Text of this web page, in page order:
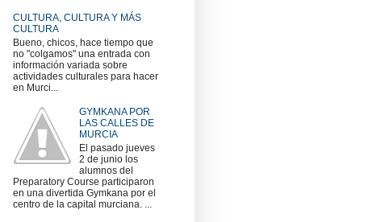
CULTURA, CULTURA Y MÁS
CULTURA
Bueno, chicos, hace tiempo que
no "colgamos" una entrada con
información variada sobre
actividades culturales para hacer
en Murci...
GYMKANA POR
LAS CALLES DE
MURCIA
El pasado jueves
2 de junio los
alumnos del
Preparatory Course participaron
en una divertida Gymkana por el
centro de la capital murciana. ...